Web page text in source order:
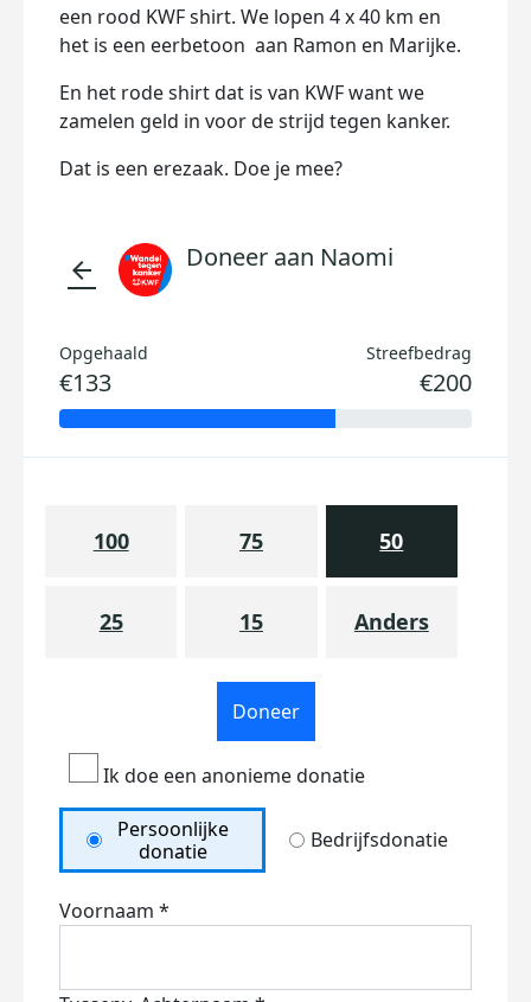
een rood KWF shirt. We lopen 4 x 40 km en
het is een eerbetoon aan Ramon en Marijke.
En het rode shirt dat is van KWF want we
zamelen geld in voor de strijd tegen kanker.
Dat is een erezaak. Doe je mee?
arrow_back Doneer aan Naomi
Opgehaald
€133
Streefbedrag
€200
100 75 50
25 15 Anders
Doneer
Ik doe een anonieme donatie
Persoonlijke
donatie
Bedrijfsdonatie
Voornaam *